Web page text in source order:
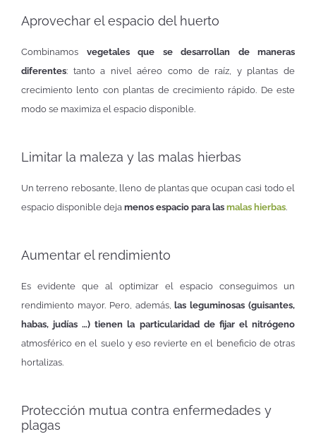
Aprovechar el espacio del huerto
Combinamos vegetales que se desarrollan de maneras
diferentes: tanto a nivel aéreo como de raíz, y plantas de
crecimiento lento con plantas de crecimiento rápido. De este
modo se maximiza el espacio disponible.
Limitar la maleza y las malas hierbas
Un terreno rebosante, lleno de plantas que ocupan casi todo el
espacio disponible deja menos espacio para las malas hierbas.
Aumentar el rendimiento
Es evidente que al optimizar el espacio conseguimos un
rendimiento mayor. Pero, además,las leguminosas (guisantes,
habas, judías …) tienen la particularidad de fijar el nitrógeno
atmosférico en el suelo y eso revierte en el beneficio de otras
hortalizas.
Protección mutua contra enfermedades y
plagas